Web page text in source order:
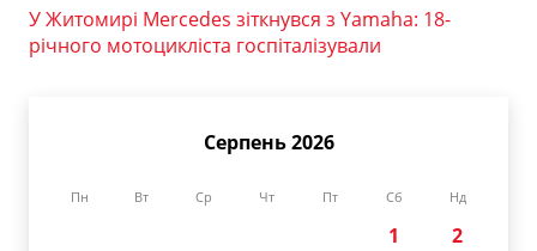
У Житомирі Mercedes зіткнувся з Yamaha: 18-
річного мотоцикліста госпіталізували
Серпень 2026
Пн Вт Ср Чт Пт Сб Нд
1
2